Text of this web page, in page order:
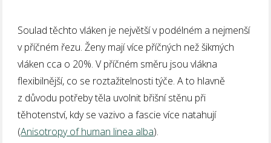
Soulad těchto vláken je největší v podélném a nejmenší
v příčném řezu. Ženy mají více příčných než šikmých
vláken cca o 20%. V příčném směru jsou vlákna
flexibilnější, co se roztažitelnosti týče. A to hlavně
z důvodu potřeby těla uvolnit břišní stěnu při
těhotenství, kdy se vazivo a fascie více natahují
(Anisotropy of human linea alba).